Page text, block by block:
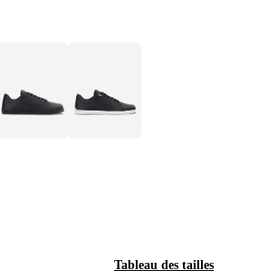
Tableau des tailles